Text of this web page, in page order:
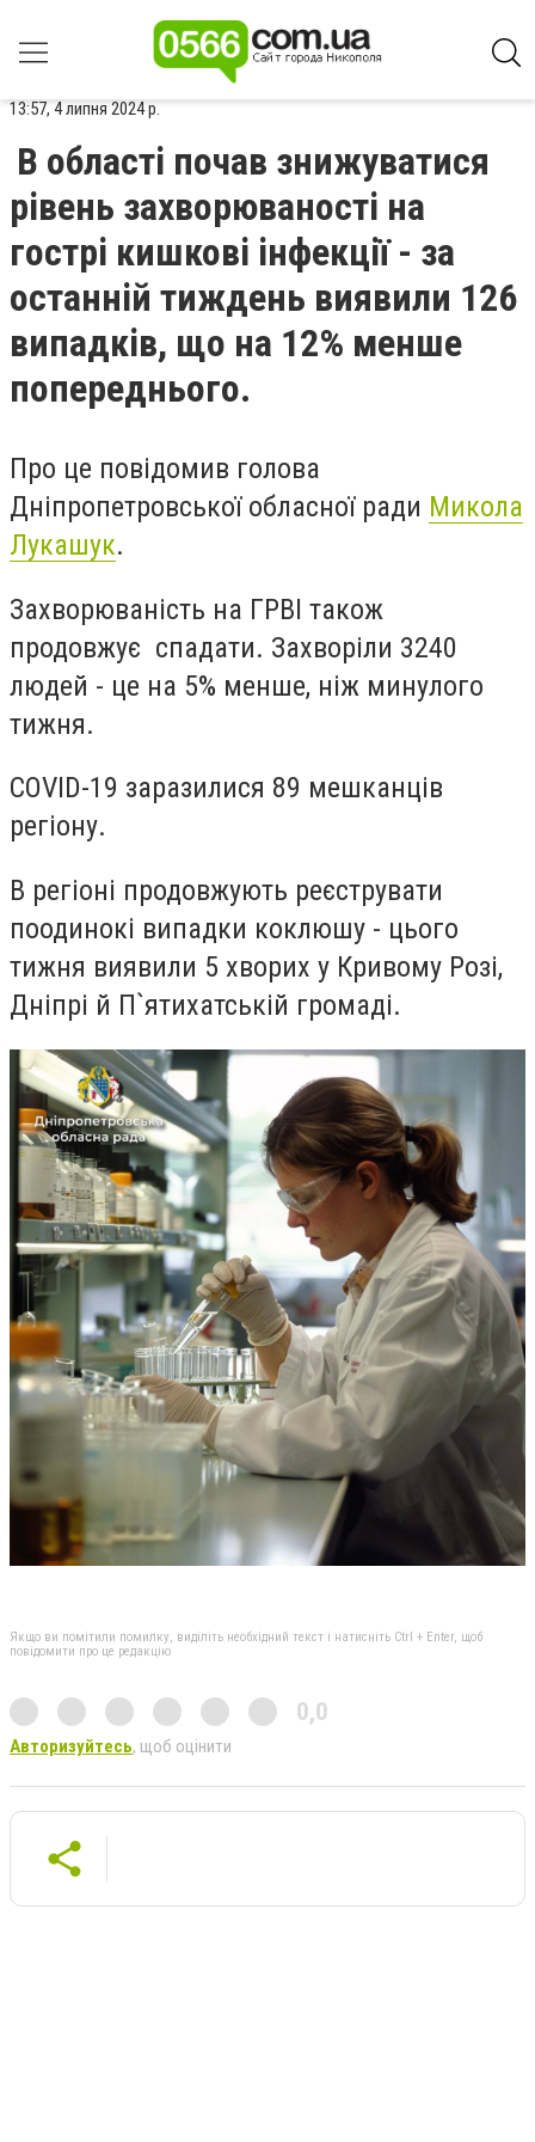
13:57, 4 липня 2024 р.
В області почав знижуватися
рівень захворюваності на
гострі кишкові інфекції - за
останній тиждень виявили 126
випадків, що на 12% менше
попереднього.
Про це повідомив голова
Дніпропетровської обласної ради Микола
Лукашук.
Захворюваність на ГРВІ також
продовжує спадати. Захворіли 3240
людей - це на 5% менше, ніж минулого
тижня.
COVID-19 заразилися 89 мешканців
регіону.
В регіоні продовжують реєструвати
поодинокі випадки коклюшу - цього
тижня виявили 5 хворих у Кривому Розі,
Дніпрі й П`ятихатській громаді.
Якщо ви помітили помилку, виділіть необхідний текст і натисніть Ctrl + Enter, щоб
повідомити про це редакцію
0,0
Авторизуйтесь, щоб оцінити